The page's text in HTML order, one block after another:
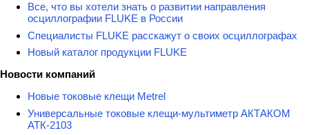
Все, что вы хотели знать о развитии направления
осциллографии FLUKE в России
Специалисты FLUKE расскажут о своих осциллографах
Новый каталог продукции FLUKE
Новости компаний
Новые токовые клещи Metrel
Универсальные токовые клещи-мультиметр АКТАКОМ
АТК-2103